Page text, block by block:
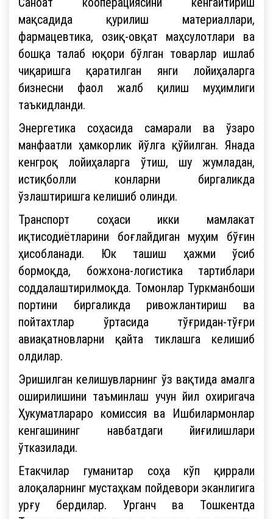
мақсадида қурилиш материаллари,
фармацевтика, озиқ-овқат маҳсулотлари ва
бошқа талаб юқори бўлган товарлар ишлаб
чиқаришга қаратилган янги лойиҳаларга
бизнесни фаол жалб қилиш муҳимлиги
таъкидланди.
Энергетика соҳасида самарали ва ўзаро
манфаатли ҳамкорлик йўлга қўйилган. Янада
кенгроқ лойиҳаларга ўтиш, шу жумладан,
истиқболли конларни биргаликда
ўзлаштиришга келишиб олинди.
Транспорт соҳаси икки мамлакат
иқтисодиётларини боғлайдиган муҳим бўғин
ҳисобланади. Юк ташиш ҳажми ўсиб
бормоқда, божхона-логистика тартиблари
соддалаштирилмоқда. Томонлар Туркманбоши
портини биргаликда ривожлантириш ва
пойтахтлар ўртасида тўғридан-тўғри
авиақатновларни қайта тиклашга келишиб
олдилар.
Эришилган келишувларнинг ўз вақтида амалга
оширилишини таъминлаш учун йил охиригача
Ҳукуматлараро комиссия ва Ишбилармонлар
кенгашининг навбатдаги йиғилишлари
ўтказилади.
Етакчилар гуманитар соҳа кўп қиррали
алоқаларнинг мустаҳкам пойдевори эканлигига
урғу бердилар. Урганч ва Тошкентда